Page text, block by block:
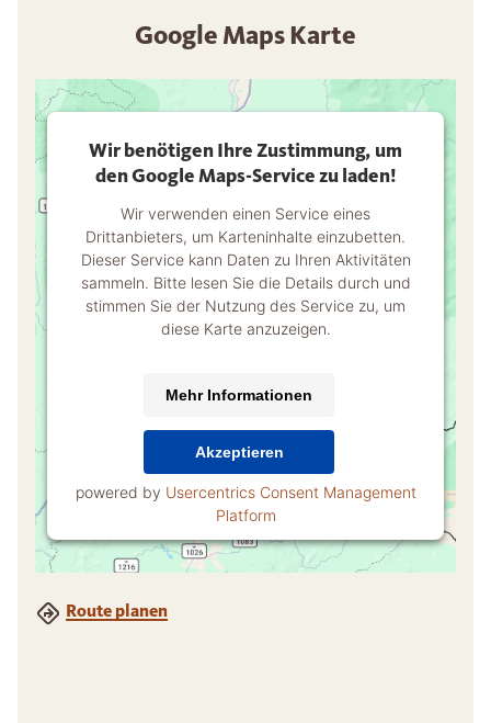
Google Maps Karte
Wir benötigen Ihre Zustimmung, um
den Google Maps-Service zu laden!
Wir verwenden einen Service eines
Drittanbieters, um Karteninhalte einzubetten.
Dieser Service kann Daten zu Ihren Aktivitäten
sammeln. Bitte lesen Sie die Details durch und
stimmen Sie der Nutzung des Service zu, um
diese Karte anzuzeigen.
Mehr Informationen
Akzeptieren
powered by Usercentrics Consent Management
Platform
Route planen